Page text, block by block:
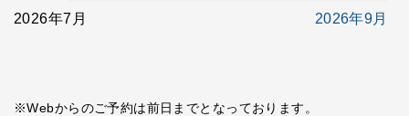
2026年7月 2026年9月
※Webからのご予約は前日までとなっております。